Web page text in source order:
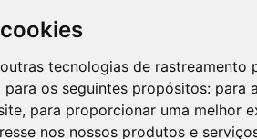
tecnologias de rastreamento
os seguintes propósitos: para
, para proporcionar uma melhor
nos nossos produtos e